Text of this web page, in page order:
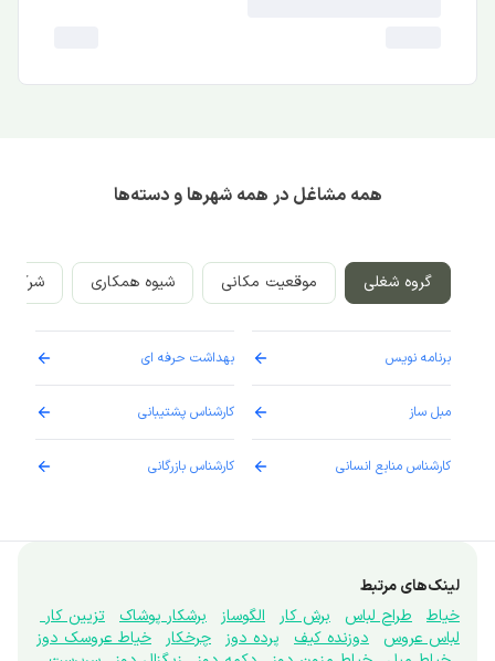
همه مشاغل در همه شهرها و دسته‌ها
گروه شغلی موقعیت مکانی شیوه همکاری
برنامه نویس
مبل ساز
کارشناس منابع انسانی
بهداشت حرفه ای
کارشناس پشتیبانی
کارشناس بازرگانی
لینک‌های مرتبط
خیاط
طراح لباس برش کار الگوساز برشکار پوشاک
تزیین کار
لباس عروس
دوزنده کیف پرده دوز چرخکار
خیاط عروسک دوز